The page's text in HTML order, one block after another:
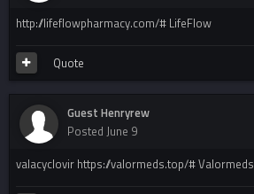
http://lifeflowpharmacy.com/# LifeFlow
Quote
Guest Henryrew
Posted June 9
valacyclovir https://valormeds.top/# Valormeds